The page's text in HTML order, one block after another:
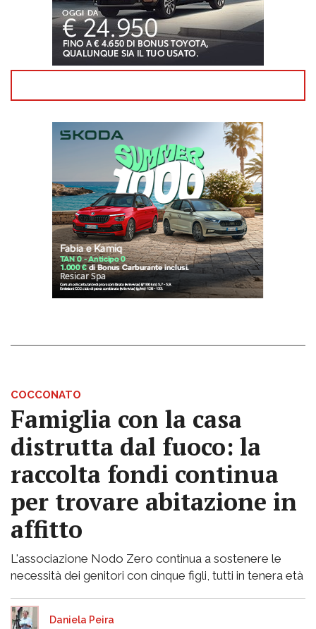
COCCONATO
Famiglia con la casa
distrutta dal fuoco: la
raccolta fondi continua
per trovare abitazione in
affitto
L'associazione Nodo Zero continua a sostenere le
necessità dei genitori con cinque figli, tutti in tenera età
Daniela Peira